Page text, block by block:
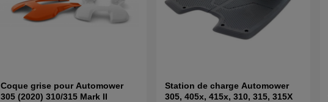
Coque grise pour Automower
305 (2020) 310/315 Mark II
Station de charge Automower
305, 405x, 415x, 310, 315, 315X